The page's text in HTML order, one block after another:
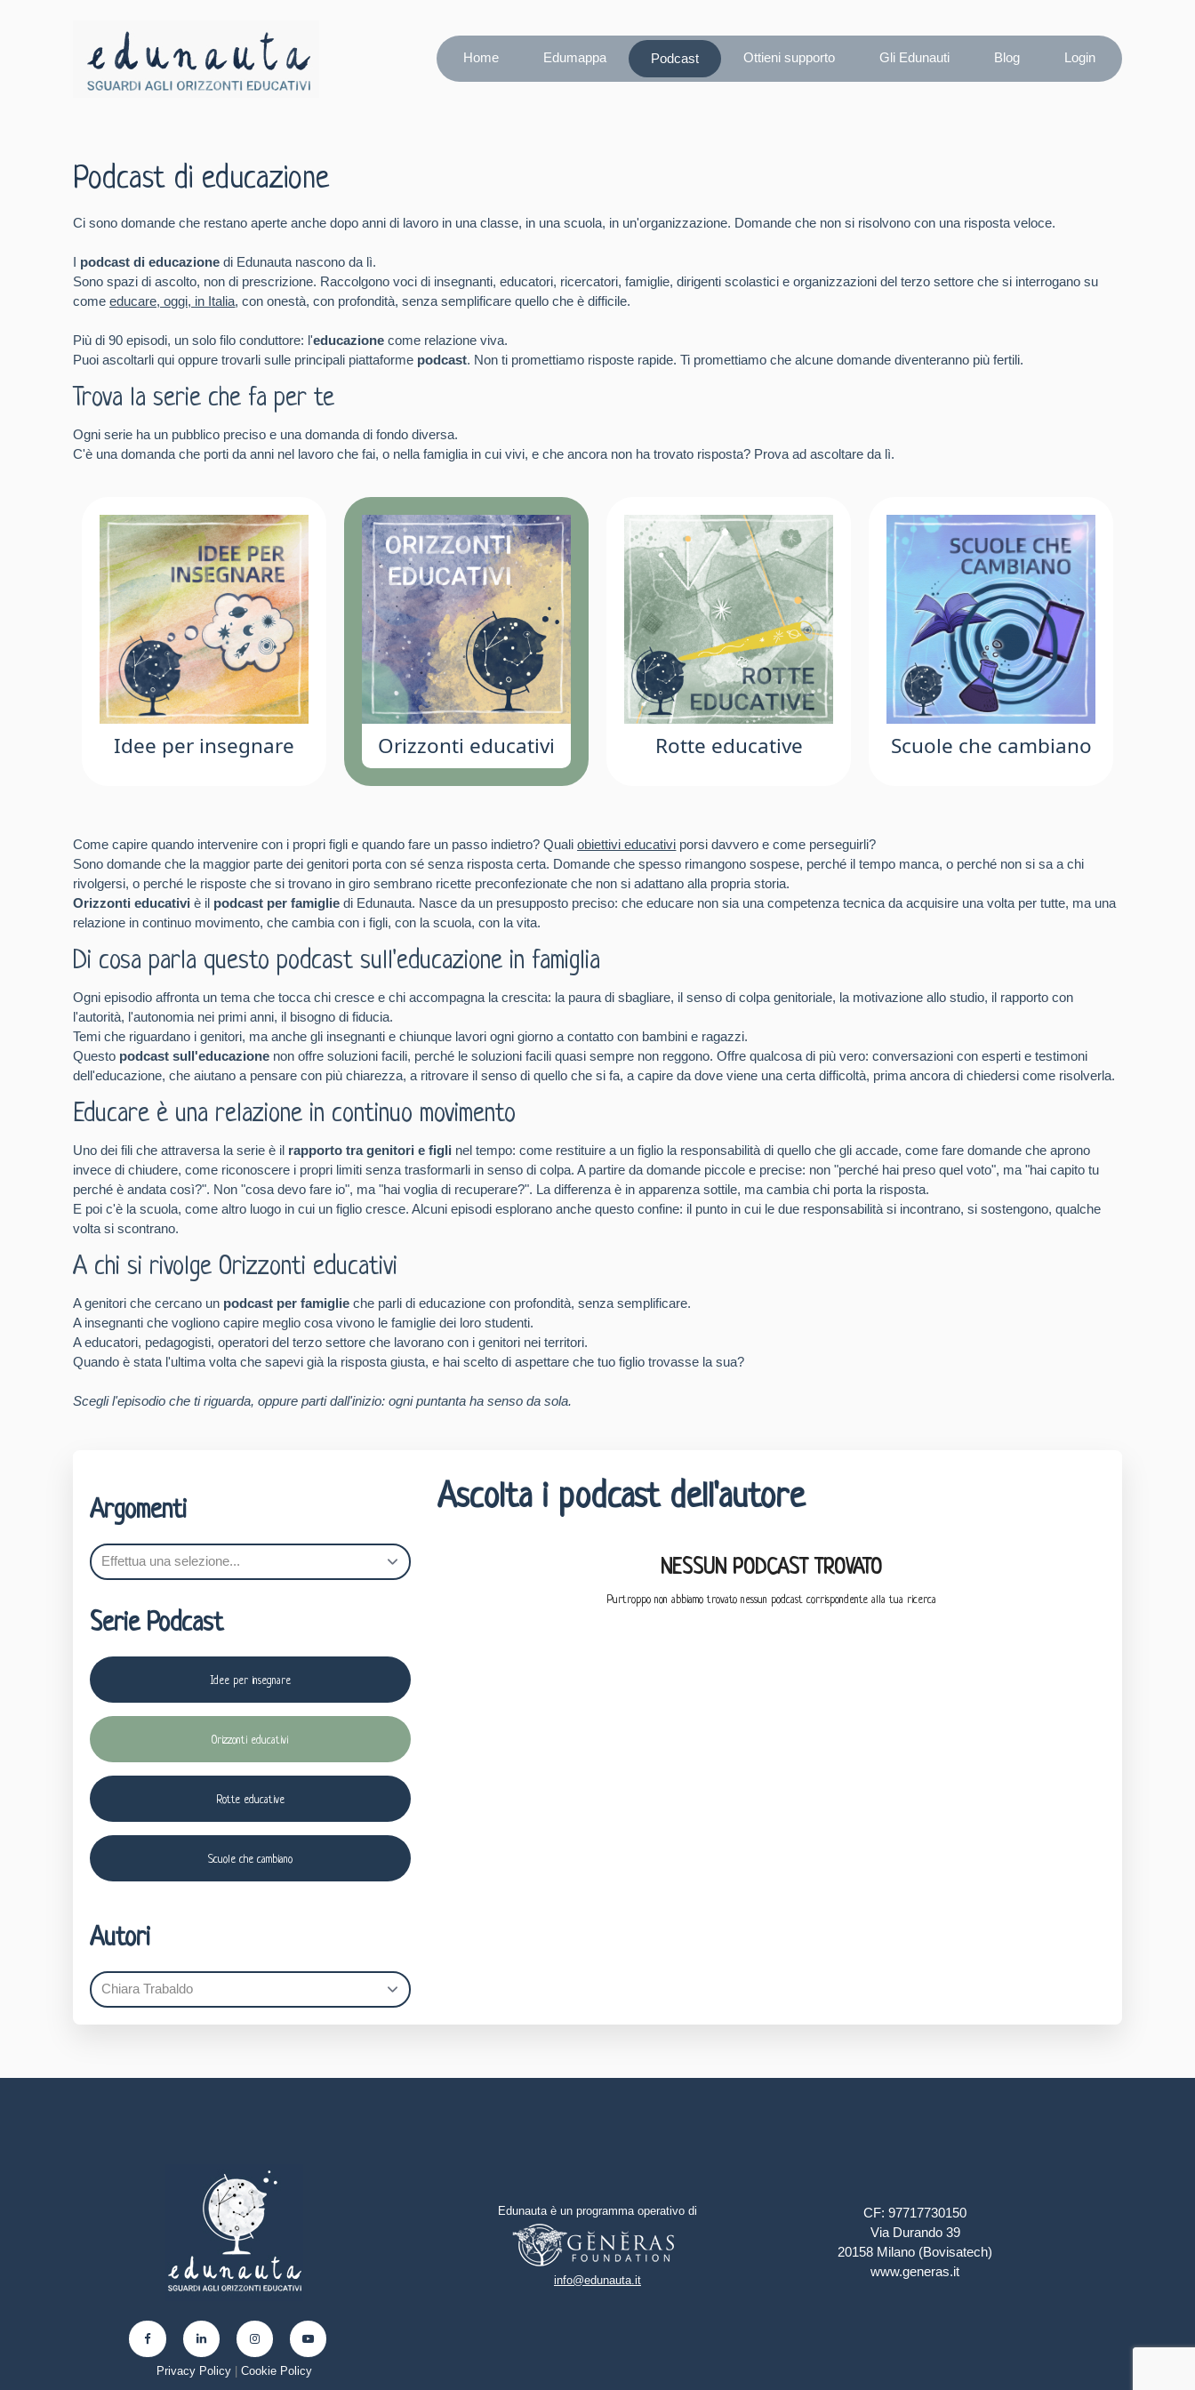
Home Edumappa Podcast Ottieni supporto Gli Edunauti Blog Login
Podcast di educazione
Ci sono domande che restano aperte anche dopo anni di lavoro in una classe, in una scuola, in un'organizzazione. Domande che non si risolvono con una risposta veloce.
I podcast di educazionedi Edunauta nascono da lì.
Sono spazi di ascolto, non di prescrizione. Raccolgono voci di insegnanti, educatori, ricercatori, famiglie, dirigenti scolastici e organizzazioni del terzo settore che si interrogano su
comeeducare, oggi, in Italia, con onestà, con profondità, senza semplificare quello che è difficile.
Più di 90 episodi, un solo filo conduttore: l'educazione come relazione viva.
Puoi ascoltarli qui oppure trovarli sulle principali piattaforme podcast. Non ti promettiamo risposte rapide. Ti promettiamo che alcune domande diventeranno più fertili.
Trova la serie che fa per te
Ogni serie ha un pubblico preciso e una domanda di fondo diversa.
C'è una domanda che porti da anni nel lavoro che fai, o nella famiglia in cui vivi, e che ancora non ha trovato risposta? Prova ad ascoltare da lì.
Idee per insegnare Orizzonti educativi Rotte educative Scuole che cambiano
Come capire quando intervenire con i propri figli e quando fare un passo indietro? Qualiobiettivi educativi porsi davvero e come perseguirli?
Sono domande che la maggior parte dei genitori porta con sé senza risposta certa. Domande che spesso rimangono sospese, perché il tempo manca, o perché non si sa a chi
rivolgersi, o perché le risposte che si trovano in giro sembrano ricette preconfezionate che non si adattano alla propria storia.
Orizzonti educativi è il podcast per famiglie di Edunauta. Nasce da un presupposto preciso: che educare non sia una competenza tecnica da acquisire una volta per tutte, ma una
relazione in continuo movimento, che cambia con i figli, con la scuola, con la vita.
Di cosa parla questo podcast sull'educazione in famiglia
Ogni episodio affronta un tema che tocca chi cresce e chi accompagna la crescita: la paura di sbagliare, il senso di colpa genitoriale, la motivazione allo studio, il rapporto con
l'autorità, l'autonomia nei primi anni, il bisogno di fiducia.
Temi che riguardano i genitori, ma anche gli insegnanti e chiunque lavori ogni giorno a contatto con bambini e ragazzi.
Questo podcast sull'educazione non offre soluzioni facili, perché le soluzioni facili quasi sempre non reggono. Offre qualcosa di più vero: conversazioni con esperti e testimoni
dell'educazione, che aiutano a pensare con più chiarezza, a ritrovare il senso di quello che si fa, a capire da dove viene una certa difficoltà, prima ancora di chiedersi come risolverla.
Educare è una relazione in continuo movimento
Uno dei fili che attraversa la serie è il rapporto tra genitori e figli nel tempo: come restituire a un figlio la responsabilità di quello che gli accade, come fare domande che aprono
invece di chiudere, come riconoscere i propri limiti senza trasformarli in senso di colpa. A partire da domande piccole e precise: non "perché hai preso quel voto", ma "hai capito tu
perché è andata così?". Non "cosa devo fare io", ma "hai voglia di recuperare?". La differenza è in apparenza sottile, ma cambia chi porta la risposta.
E poi c'è la scuola, come altro luogo in cui un figlio cresce. Alcuni episodi esplorano anche questo confine: il punto in cui le due responsabilità si incontrano, si sostengono, qualche
volta si scontrano.
A chi si rivolge Orizzonti educativi
A genitori che cercano un podcast per famiglie che parli di educazione con profondità, senza semplificare.
A insegnanti che vogliono capire meglio cosa vivono le famiglie dei loro studenti.
A educatori, pedagogisti, operatori del terzo settore che lavorano con i genitori nei territori.
Quando è stata l'ultima volta che sapevi già la risposta giusta, e hai scelto di aspettare che tuo figlio trovasse la sua?
Scegli l'episodio che ti riguarda, oppure parti dall'inizio: ogni puntanta ha senso da sola.
Argomenti
Serie Podcast
Idee per insegnare
Orizzonti educativi
Rotte educative
Scuole che cambiano
Autori
Ascolta i podcast dell'autore
NESSUN PODCAST TROVATO
Purtroppo non abbiamo trovato nessun podcast corrispondente alla tua ricerca
Privacy Policy |Cookie Policy
Edunauta è un programma operativo di
info@edunauta.it
CF: 97717730150
Via Durando 39
20158 Milano (Bovisatech)
www.generas.it